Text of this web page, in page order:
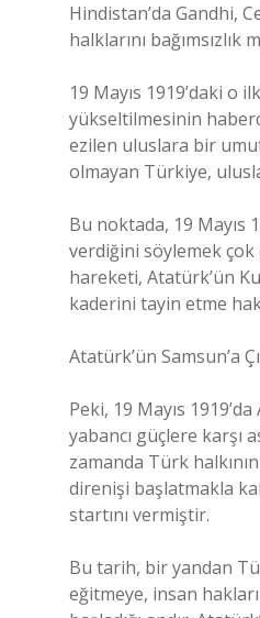
Hindistan’da Gandhi,
halklarını
19 Mayıs 1919’daki o
yükseltilmesinin
ezilen uluslara bir
olmayan Türkiye,
Bu noktada, 19 Mayıs
verdiğini söylemek çok
hareketi, Atatürk’ün
kaderini tayin etme
Atatürk’ün Samsun’a
Peki, 19 Mayıs
yabancı güçlere karşı
zamanda Türk
direnişi başlatmakla
startını vermiştir.
Bu tarih, bir yandan
eğitmeye, insan